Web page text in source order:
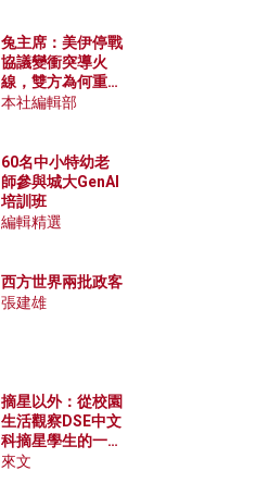
兔主席：美伊停戰
協議變衝突導火
線，雙方為何重啟
戰爭？伊朗一早洞
本社編輯部
60名中小特幼老
師參與城大GenAI
培訓班
編輯精選
西方世界兩批政客
張建雄
摘星以外：從校園
生活觀察DSE中文
科摘星學生的一點
特質
來文